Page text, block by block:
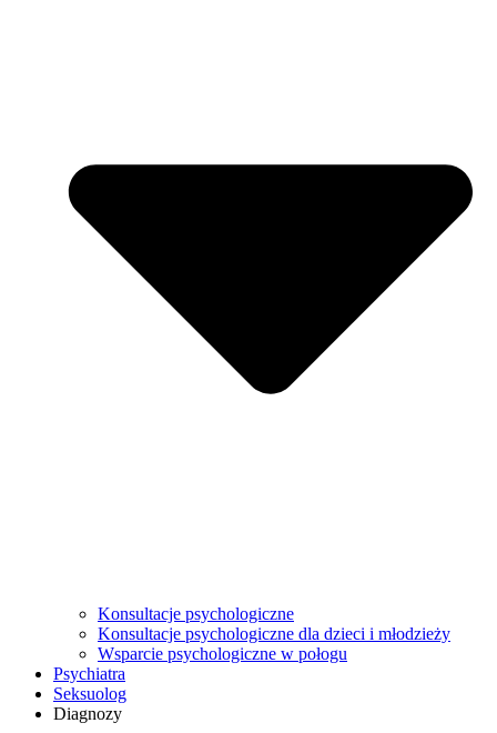
Konsultacje psychologiczne
Konsultacje psychologiczne dla dzieci i młodzieży
Wsparcie psychologiczne w połogu
Psychiatra
Seksuolog
Diagnozy